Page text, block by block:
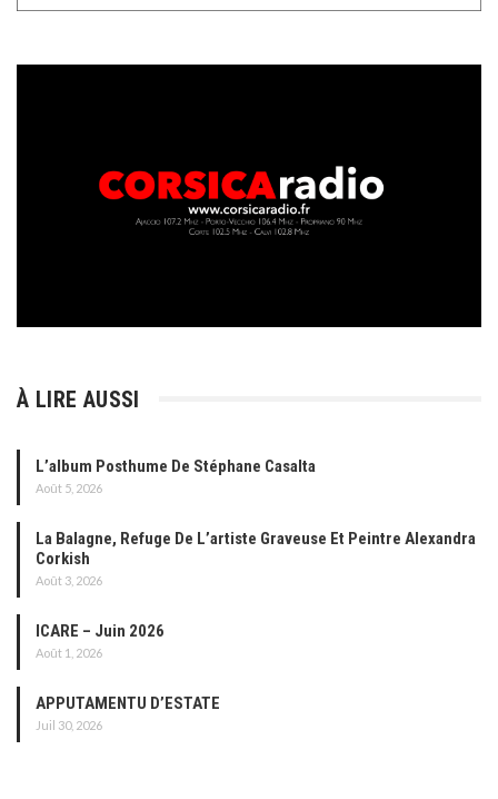
À LIRE AUSSI
L’album Posthume De Stéphane Casalta
Août 5, 2026
La Balagne, Refuge De L’artiste Graveuse Et Peintre Alexandra
Corkish
Août 3, 2026
ICARE – Juin 2026
Août 1, 2026
APPUTAMENTU D’ESTATE
Juil 30, 2026